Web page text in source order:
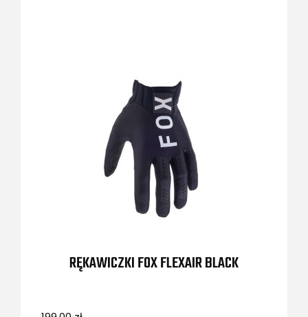
RĘKAWICZKI FOX FLEXAIR BLACK